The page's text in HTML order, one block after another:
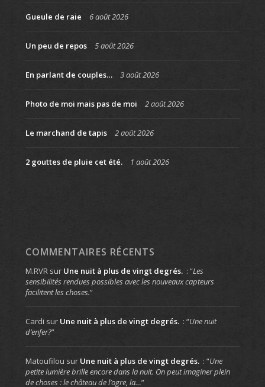
Gueule de raie 6 août 2026
Un peu de repos 5 août 2026
En parlant de couples… 3 août 2026
Photo de moi mais pas de moi 2 août 2026
Le marchand de tapis 2 août 2026
2 gouttes de pluie cet été. 1 août 2026
COMMENTAIRES RÉCENTS
M.RVRsur Une nuit à plus de vingt degrés. : “Les
sensibilités rendues possibles avec les nouveaux capteurs
facilitent les choses.”
Cardi sur Une nuit à plus de vingt degrés. : “Une nuit
d’enfer?”
Matoufilou sur Une nuit à plus de vingt degrés. : “Une
petite lumière brille encore dans la nuit. On peut imaginer plein
de choses : le château de l’ogre, la…”